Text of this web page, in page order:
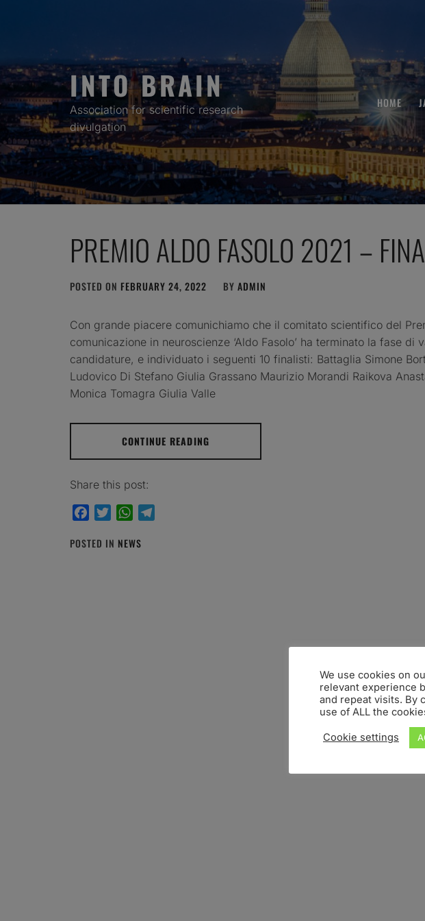
INTO BRAIN
Association for scientific research
divulgation
HOME
PREMIO ALDO FASOLO 2021 –
POSTED ON FEBRUARY 24, 2022 BY ADMIN
Con grande piacere comunichiamo che il comitato scientifico del
comunicazione in neuroscienze ‘Aldo Fasolo’ ha terminato la fase di
candidature, e individuato i seguenti 10 finalisti: Battaglia Simone
Ludovico Di Stefano Giulia Grassano Maurizio Morandi Raikova
Monica Tomagra Giulia Valle
CONTINUE READING
Share this post:
FacebookTwitterWhatsApp
POSTED IN NEWS
We use cookies on
relevant experience
and repeat visits. By
use of ALL the
Cookie settings